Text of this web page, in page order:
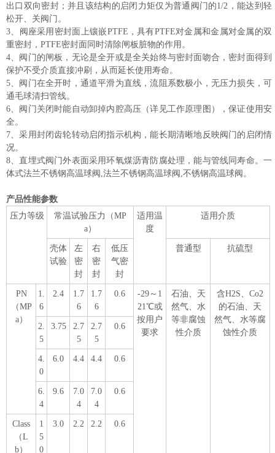
出口双向密封；并且该结构的启闭力矩仅为普通阀门的1/2，能达到轻
松开、关阀门。
3、阀座采用密封面上镶嵌PTFE，具有PTFE对金属和金属对金属的双
重密封，PTFE密封面同时清除闸板脏物的作用。
4、阀门的闸板，无论是全开或是全关始终与密封面吻合，密封面得到
保护不受介质直接冲刷，从而延长使用寿命。
5、阀门在全开时，通道平滑为直线，流阻系数极小，无压力损失，可
通毛球清扫管线。
6、阀门关闭时能自动卸掉内腔高压（详见工作原理图），保证使用安
全。
7、采用封闭齿轮转动启闭指示机构，能长期清晰地反映阀门的启闭情
况。
8、直埋式阀门外表面采用环氧煤沥青防腐处理，能与管线同寿命。一
体式法兰不锈钢高温球阀,法兰不锈钢高温球阀,不锈钢高温球阀。
产品性能参数
压力等级
常温试验压力（MP
a）
适用温
度
适用介质
壳体
试验
左
密
封
右
密
封
低压
气密
封
普通型 抗硫型
PN
（MP
a）
1.
6
2.4
1.7
6
1.7
6
0.6
-29～1
21℃或
按用户
要求
石油、天
然气、水
等非腐蚀
性介质
含H2S、Co2
的石油、天
然气、水等腐
蚀性介质
2.
5
3.75
2.7
5
2.7
5
0.6
4.
0
6.0 4.4 4.4 0.6
6.
4
9.6
7.0
4
7.0
4
0.6
Class
（L
b）
1
5
0
3.0 2.2 2.2 0.6